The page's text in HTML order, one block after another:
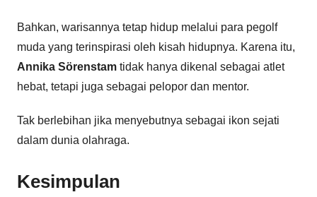
Bahkan, warisannya tetap hidup melalui para pegolf
muda yang terinspirasi oleh kisah hidupnya. Karena itu,
Annika Sörenstam tidak hanya dikenal sebagai atlet
hebat, tetapi juga sebagai pelopor dan mentor.
Tak berlebihan jika menyebutnya sebagai ikon sejati
dalam dunia olahraga.
Kesimpulan